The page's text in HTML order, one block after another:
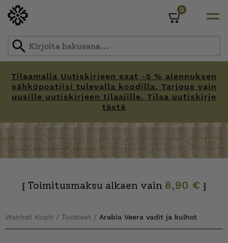
Tilaamalla Uutiskirjeen saat -5 % alennuksen
sähköpostiisi tulevalla koodilla. Tarjous vain
uusille uutiskirjeen tilaajille. Tilaa uutiskirje
tästä
0
{ Toimitusmaksu alkaen vain 8,90 € }
Wanhat Kupit / Tuotteet / Arabia Veera vadit ja kulhot